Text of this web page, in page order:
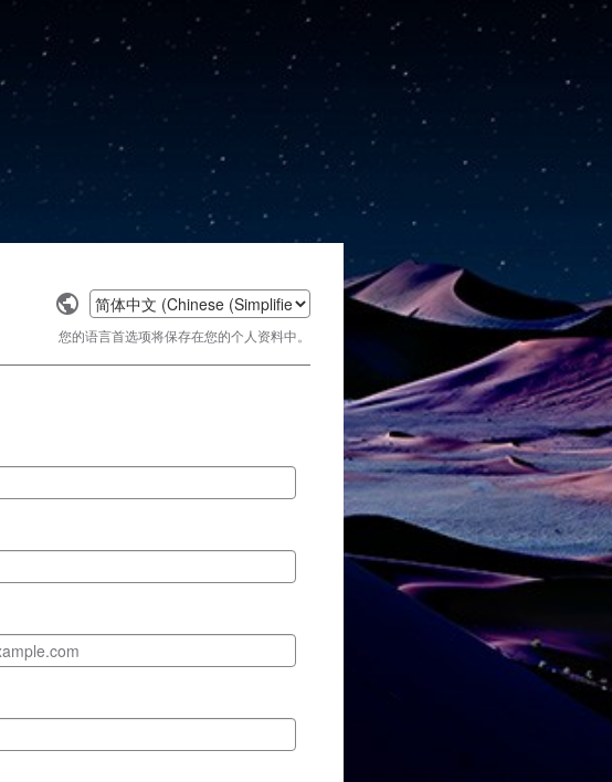
Select
a
language
您的语言首选项将保存在您的个人资料中。